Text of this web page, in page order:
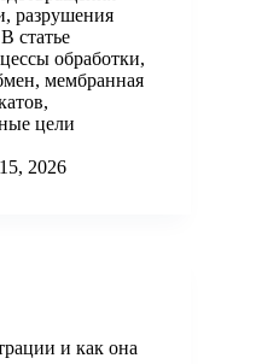
разрушения
статье
обработки,
мембранная
цели
2026
и как она